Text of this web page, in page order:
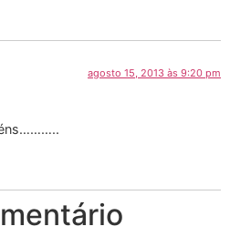
agosto 15, 2013 às 9:20 pm